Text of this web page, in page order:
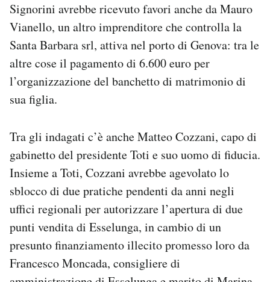
Signorini avrebbe ricevuto favori anche da Mauro
Vianello, un altro imprenditore che controlla la
Santa Barbara srl, attiva nel porto di Genova: tra le
altre cose il pagamento di 6.600 euro per
l’organizzazione del banchetto di matrimonio di
sua figlia.
Tra gli indagati c’è anche Matteo Cozzani, capo di
gabinetto del presidente Toti e suo uomo di fiducia.
Insieme a Toti, Cozzani avrebbe agevolato lo
sblocco di due pratiche pendenti da anni negli
uffici regionali per autorizzare l’apertura di due
punti vendita di Esselunga, in cambio di un
presunto finanziamento illecito promesso loro da
Francesco Moncada, consigliere di